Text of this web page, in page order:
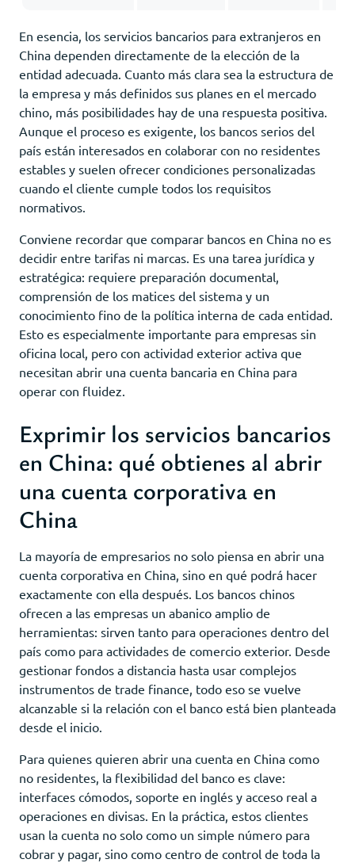
En esencia, los servicios bancarios para extranjeros en
China dependen directamente de la elección de la
entidad adecuada. Cuanto más clara sea la estructura de
la empresa y más definidos sus planes en el mercado
chino, más posibilidades hay de una respuesta positiva.
Aunque el proceso es exigente, los bancos serios del
país están interesados en colaborar con no residentes
estables y suelen ofrecer condiciones personalizadas
cuando el cliente cumple todos los requisitos
normativos.
Conviene recordar que comparar bancos en China no es
decidir entre tarifas ni marcas. Es una tarea jurídica y
estratégica: requiere preparación documental,
comprensión de los matices del sistema y un
conocimiento fino de la política interna de cada entidad.
Esto es especialmente importante para empresas sin
oficina local, pero con actividad exterior activa que
necesitan abrir una cuenta bancaria en China para
operar con fluidez.
Exprimir los servicios bancarios
en China: qué obtienes al abrir
una cuenta corporativa en
China
La mayoría de empresarios no solo piensa en abrir una
cuenta corporativa en China, sino en qué podrá hacer
exactamente con ella después. Los bancos chinos
ofrecen a las empresas un abanico amplio de
herramientas: sirven tanto para operaciones dentro del
país como para actividades de comercio exterior. Desde
gestionar fondos a distancia hasta usar complejos
instrumentos de trade finance, todo eso se vuelve
alcanzable si la relación con el banco está bien planteada
desde el inicio.
Para quienes quieren abrir una cuenta en China como
no residentes, la flexibilidad del banco es clave:
interfaces cómodos, soporte en inglés y acceso real a
operaciones en divisas. En la práctica, estos clientes
usan la cuenta no solo como un simple número para
cobrar y pagar, sino como centro de control de toda la